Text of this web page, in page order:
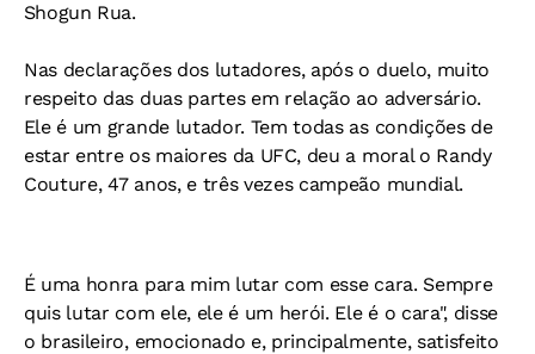
Shogun Rua.
Nas declarações dos lutadores, após o duelo, muito
respeito das duas partes em relação ao adversário.
Ele é um grande lutador. Tem todas as condições de
estar entre os maiores da UFC, deu a moral o Randy
Couture, 47 anos, e três vezes campeão mundial.
É uma honra para mim lutar com esse cara. Sempre
quis lutar com ele, ele é um herói. Ele é o cara", disse
o brasileiro, emocionado e, principalmente, satisfeito